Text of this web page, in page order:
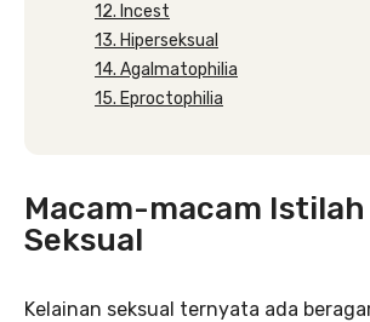
12. Incest
13. Hiperseksual
14. Agalmatophilia
15. Eproctophilia
Macam-macam Istilah
Seksual
Kelainan seksual ternyata ada